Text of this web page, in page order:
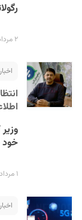
۲ مرداد ۱۴۰۰
اخبار
خود
۱ مرداد ۱۴۰۰
اخبار